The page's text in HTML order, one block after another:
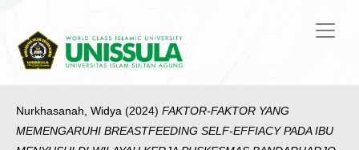
Nurkhasanah, Widya (2024) FAKTOR-FAKTOR YANG
MEMENGARUHI BREASTFEEDING SELF-EFFIACY PADA IBU